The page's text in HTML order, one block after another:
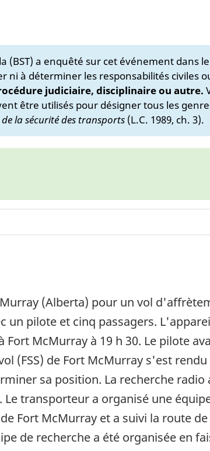
(BST) a enquêté sur cet événement dans
ni à déterminer les responsabilités civiles
judiciaire, disciplinaire ou autre.
être utilisés pour désigner tous les
la sécurité des transports (L.C. 1989, ch. 3).
(Alberta) pour un vol
un pilote et cinq passagers.
Fort McMurray à 19 h 30. Le pilote
(FSS) de Fort McMurray s'est
sa position. La recherche radio
transporteur a organisé une
Fort McMurray et a suivi la route
de recherche a été organisée en